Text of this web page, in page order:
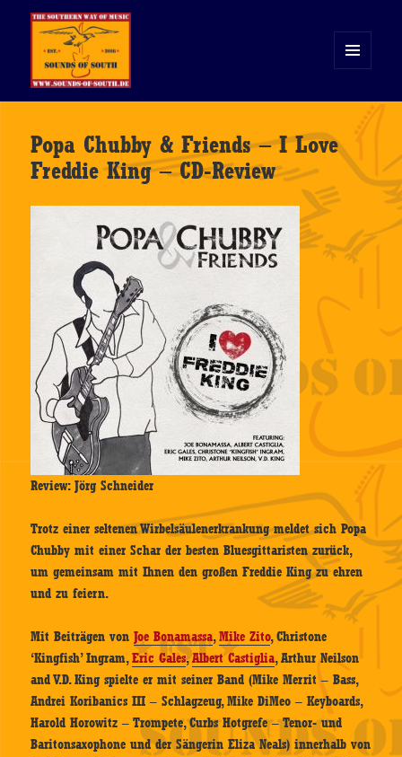
WIDGETS
Popa Chubby & Friends – I Love
Freddie King – CD-Review
Review: Jörg Schneider
Trotz einer seltenen Wirbelsäulenerkrankung meldet sich Popa
Chubby mit einer Schar der besten Bluesgittaristen zurück,
um gemeinsam mit Ihnen den großen Freddie King zu ehren
und zu feiern.
Mit Beiträgen vonJoe Bonamassa,Mike Zito, Christone
‘Kingfish’ Ingram,Eric Gales,Albert Castiglia, Arthur Neilson
and V.D. King spielte er mit seiner Band (Mike Merrit – Bass,
Andrei Koribanics III – Schlagzeug, Mike DiMeo – Keyboards,
Harold Horowitz – Trompete, Curbs Hotgrefe – Tenor- und
Baritonsaxophone und der Sängerin Eliza Neals) innerhalb von